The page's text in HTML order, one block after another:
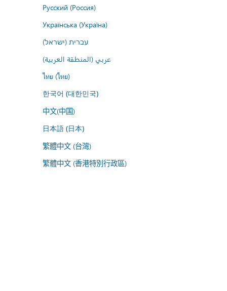
Русский (Россия)
Українська (Україна)
עברית (ישראל)
عربي (المنطقة العربية)
ไทย (ไทย)
한국어 (대한민국)
中文(中国)
日本語 (日本)
繁體中文 (台灣)
繁體中文 (香港特別行政區)